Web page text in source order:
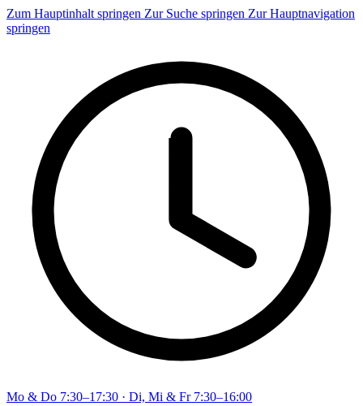
Zum Hauptinhalt springen Zur Suche springen Zur Hauptnavigation
springen
Mo & Do 7:30–17:30 · Di, Mi & Fr 7:30–16:00